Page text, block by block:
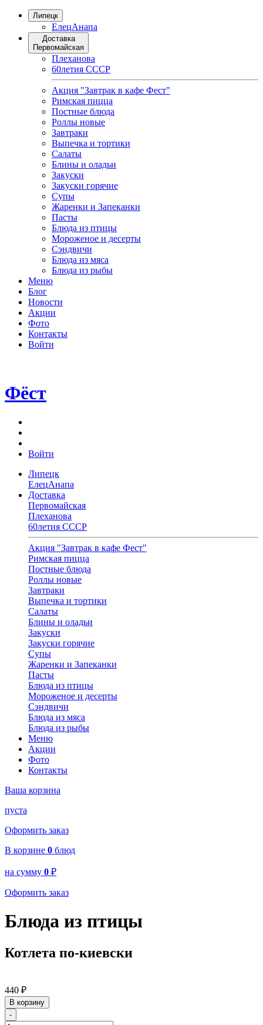
Липецк
ЕлецАнапа
Доставка
Первомайская
Плеханова
60летия СССР
Акция "Завтрак в кафе Фест"
Римская пицца
Постные блюда
Роллы новые
Завтраки
Выпечка и тортики
Салаты
Блины и оладьи
Закуски
Закуски горячие
Супы
Жаренки и Запеканки
Пасты
Блюда из птицы
Мороженое и десерты
Сэндвичи
Блюда из мяса
Блюда из рыбы
Меню
Блог
Новости
Акции
Фото
Контакты
Войти
Фёст
Войти
Липецк
ЕлецАнапа
Доставка
Первомайская
Плеханова
60летия СССР
Акция "Завтрак в кафе Фест"
Римская пицца
Постные блюда
Роллы новые
Завтраки
Выпечка и тортики
Салаты
Блины и оладьи
Закуски
Закуски горячие
Супы
Жаренки и Запеканки
Пасты
Блюда из птицы
Мороженое и десерты
Сэндвичи
Блюда из мяса
Блюда из рыбы
Меню
Акции
Фото
Контакты
Ваша корзина
пуста
Оформить заказ
В корзине 0 блюд
на сумму 0 ₽
Оформить заказ
Блюда из птицы
Котлета по-киевски
440 ₽
В корзину
-